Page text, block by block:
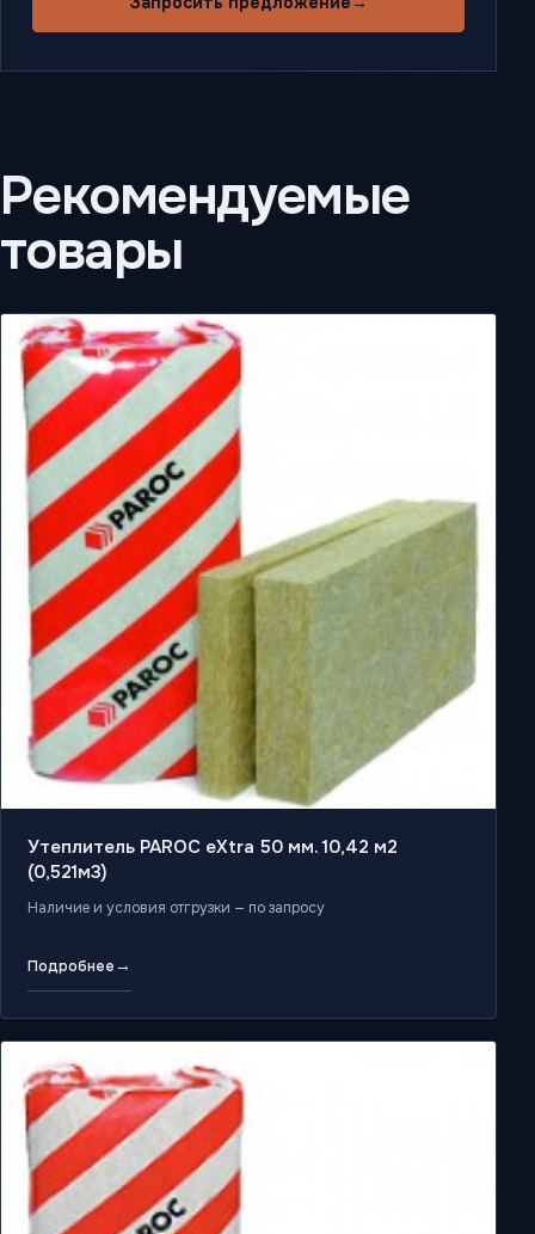
Рекомендуемые
товары
Утеплитель PAROC eXtra 50 мм. 10,42 м2
(0,521м3)
Наличие и условия отгрузки — по запросу
Подробнее→